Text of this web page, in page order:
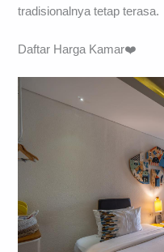
tradisionalnya tetap terasa.
Daftar Harga Kamar❤️